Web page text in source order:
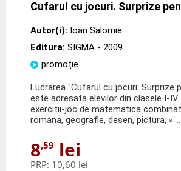
Cufarul cu jocuri. Surprize
Autor(i): Ioan Salomie
Editura: SIGMA - 2009
promoție
Lucrarea "Cufarul cu jocuri. Surprize
este adresata elevilor din clasele I-IV
exercitii-joc de matematica
romana, geografie, desen, pictura, »
8,59 lei
PRP: 10,60 lei